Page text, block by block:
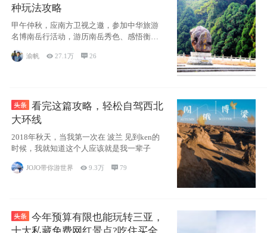
种玩法攻略
甲午仲秋，应南方卫视之邀，参加中华旅游
名博南岳行活动，游历南岳秀色、感悟衡山
博大、品
渝帆 27.1万 26
看完这篇攻略，轻松自驾西北
大环线
2018年秋天，当我第一次在 波兰 见到ken的
时候，我就知道这个人应该就是我一辈子
JOJO带你游世界 9.3万 79
今年预算有限也能玩转三亚，